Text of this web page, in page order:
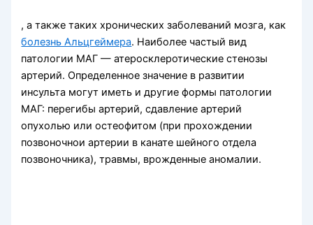
, а также таких хронических заболеваний мозга, как
болезнь Альцгеймера. Наиболее частый вид
патологии МАГ — атеросклеротические стенозы
артерий. Определенное значение в развитии
инсульта могут иметь и другие формы патологии
МАГ: перегибы артерий, сдавление артерий
опухолью или остеофитом (при прохождении
позвоночнои артерии в канате шей­ного отдела
позвоночника), травмы, врожденные аномалии.